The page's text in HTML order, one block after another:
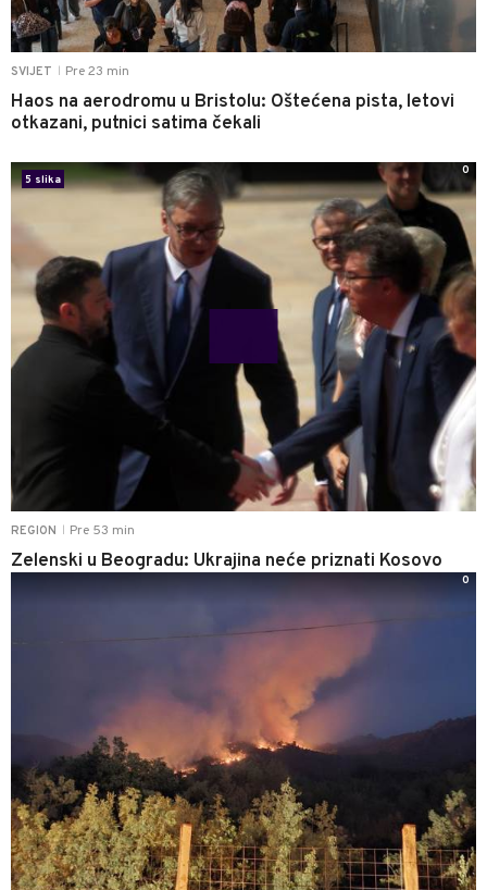
SVIJET Pre 23 min
Haos na aerodromu u Bristolu: Oštećena pista, letovi
otkazani, putnici satima čekali
REGION Pre 53 min
Zelenski u Beogradu: Ukrajina neće priznati Kosovo
5 slika
0
0